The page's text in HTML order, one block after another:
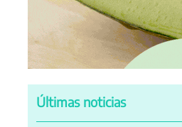
Últimas noticias